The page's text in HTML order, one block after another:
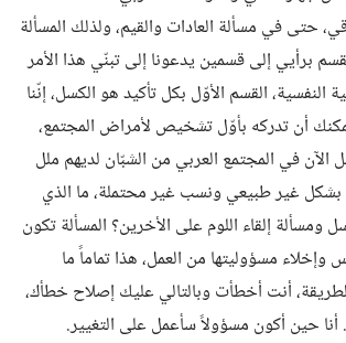
حتى في مسألة العادات والقيم، ولذلك المسألة
برأيي إلى قسمين يدعونا إلى تبنّي هذا الأمر
النفسية، القسم الأوّل بكل تأكيد هو الكسل، إنّنا
أن تدركه بأوّل تشخيص لأمراض المجتمع،
في المجتمع العربي من الشبّان لديهم ملل
غير طبيعي ونسب غير محتملة، ما الذي
ومسألة إلقاء اللوم على الأخرين؟ المسألة تكون
وإخلاء مسؤوليتها من العمل، هذا تماماً ما
أنت أخطأت وبالتالي عليك إصلاح خطأك،
حين أكون مسؤولاً سأعمل على التغيير.